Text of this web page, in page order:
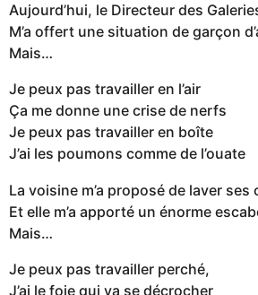
Aujourd’hui, le Directeur des
M’a offert une situation de garçon
Mais…
Je peux pas travailler en l’air
Ça me donne une crise de nerfs
Je peux pas travailler en boîte
J’ai les poumons comme de l’ouate
La voisine m’a proposé de laver ses
Et elle m’a apporté un énorme
Mais…
Je peux pas travailler perché,
J’ai le foie qui va se décrocher